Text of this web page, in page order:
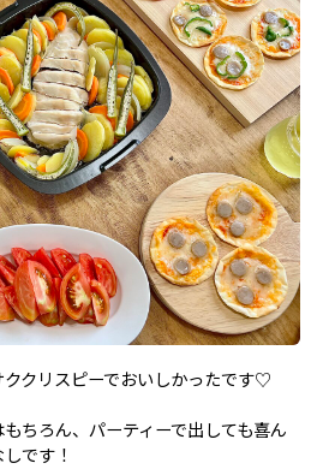
クリスピーでおいしかったです♡
ちろん、パーティーで出しても喜ん
です！